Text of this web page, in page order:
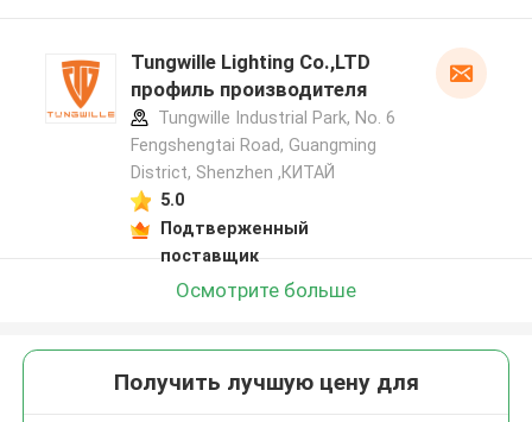
Tungwille Lighting Co.,LTD
профиль производителя
Tungwille Industrial Park, No. 6
Fengshengtai Road, Guangming
District, Shenzhen ,КИТАЙ
5.0
Подтверженный
поставщик
Осмотрите больше
Получить лучшую цену для